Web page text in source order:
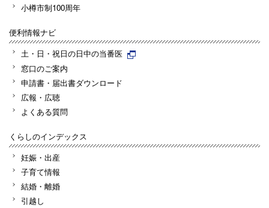
小樽市制100周年
便利情報ナビ
土・日・祝日の日中の当番医
窓口のご案内
申請書・届出書ダウンロード
広報・広聴
よくある質問
くらしのインデックス
妊娠・出産
子育て情報
結婚・離婚
引越し